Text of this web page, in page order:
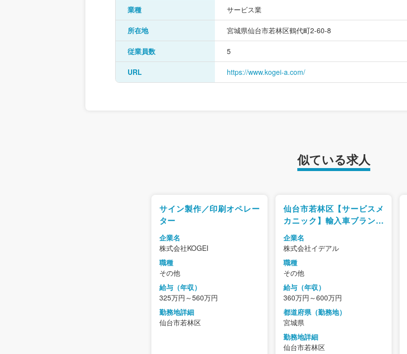
業種 サービス業
所在地 宮城県仙台市若林区鶴代町2-60-8
従業員数 5
URL https://www.kogei-a.com/
似ている求人
サイン製作／印刷オペレー
ター
企業名
株式会社KOGEI
職種
その他
給与（年収）
325万円～560万円
勤務地詳細
仙台市若林区
仙台市若林区【サービスメ
カニック】輸入車ブランド
に携わるチャンス！/研修充
実＆正規ディーラーでキャ
企業名
株式会社イデアル
職種
その他
給与（年収）
360万円～600万円
都道府県（勤務地）
宮城県
勤務地詳細
仙台市若林区